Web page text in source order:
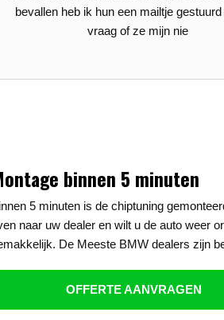
bevallen heb ik hun een mailtje
vraag of ze mijn nie
binnen 5 minuten
5 minuten is de chiptuning
naar uw dealer en wilt u de auto weer
De Meeste BMW dealers zijn
OFFERTE AANVRAGEN